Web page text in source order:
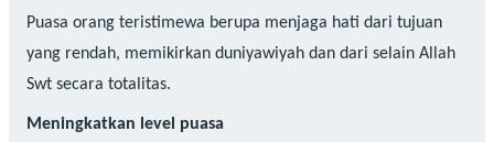
Puasa orang teristimewa berupa menjaga hati dari tujuan
yang rendah, memikirkan duniyawiyah dan dari selain Allah
Swt secara totalitas.
Meningkatkan level puasa